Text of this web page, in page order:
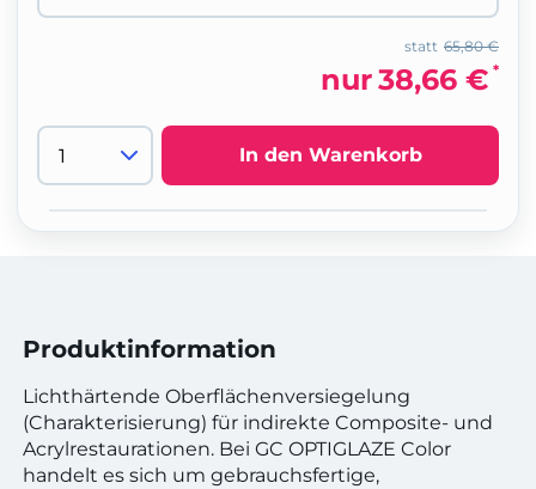
65,80 €
statt
nur38,66 € *
In den Warenkorb
Produktinformation
Lichthärtende Oberflächenversiegelung
(Charakterisierung) für indirekte Composite- und
Acrylrestaurationen. Bei GC OPTIGLAZE Color
handelt es sich um gebrauchsfertige,